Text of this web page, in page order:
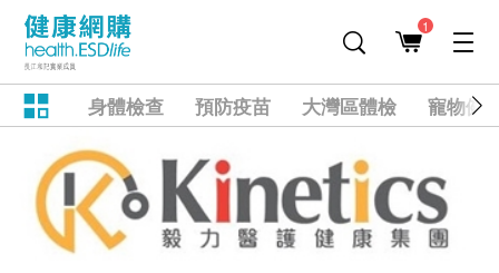
1
身體檢查 預防疫苗 大灣區體檢 寵物健